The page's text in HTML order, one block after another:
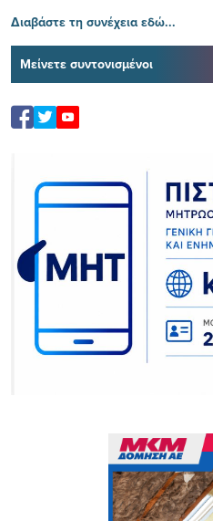
Διαβάστε τη συνέχεια εδώ...
Μείνετε συντονισμένοι